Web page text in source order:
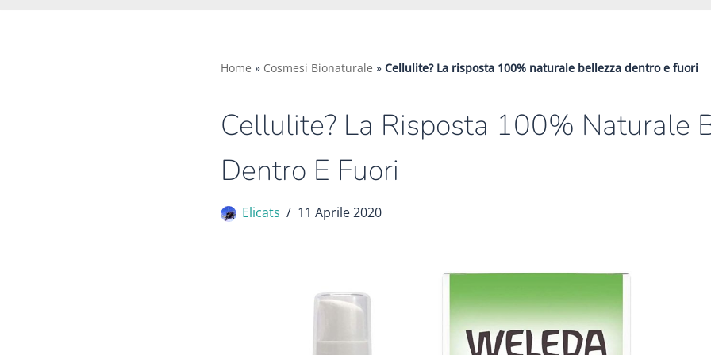
Home » Cosmesi Bionaturale » Cellulite? La risposta 100% naturale bellezza dentro e fuori
Cellulite? La Risposta 100% Naturale
Dentro E Fuori
Elicats 11 Aprile 2020